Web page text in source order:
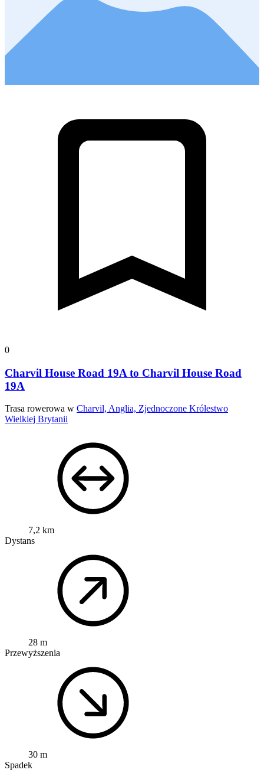
0
Charvil House Road 19A to Charvil House Road
19A
Trasa rowerowa w Charvil, Anglia, Zjednoczone Królestwo
Wielkiej Brytanii
7,2 km
Dystans
28 m
Przewyższenia
30 m
Spadek